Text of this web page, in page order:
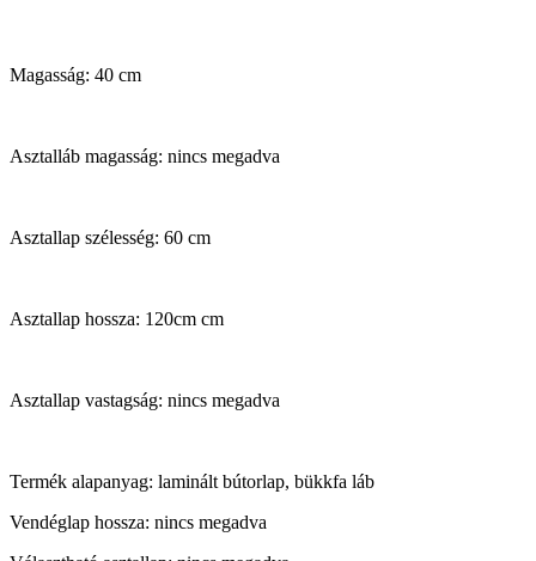
Magasság: 40 cm
Asztalláb magasság: nincs megadva
Asztallap szélesség: 60 cm
Asztallap hossza: 120cm cm
Asztallap vastagság: nincs megadva
Termék alapanyag: laminált bútorlap, bükkfa láb
Vendéglap hossza: nincs megadva